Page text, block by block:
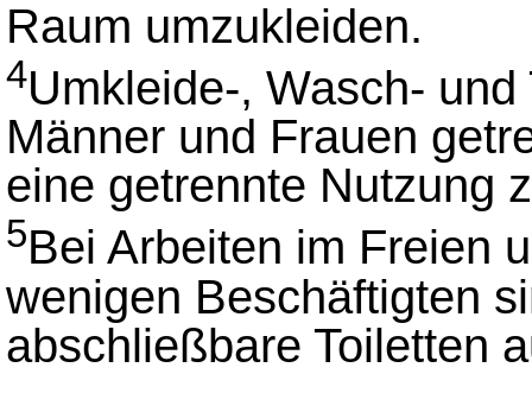
Raum umzukleiden.
4Umkleide-, Wasch-
Männer und Frauen
eine getrennte Nutzung
5Bei Arbeiten im Freien
wenigen Beschäftigten
abschließbare Toiletten